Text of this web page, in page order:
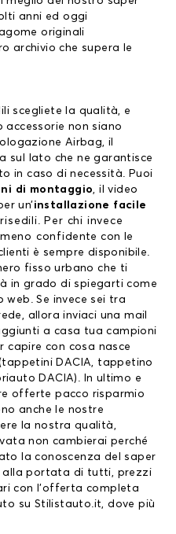
anni ed oggi
originali
archivio che supera le
scegliete la qualità, e
accessorie non siano
Airbag, il
sul lato che ne garantisce
in caso di necessità. Puoi
di montaggio, il video
un’ installazione facile
Per chi invece
confidente con le
è sempre disponibile.
fisso urbano che ti
in grado di spiegarti come
Se invece sei tra
allora inviaci una mail
a casa tua campioni
con cosa nasce
DACIA, tappetino
DACIA). In ultimo e
offerte pacco risparmio
anche le nostre
la nostra qualità,
non cambierai perché
la conoscenza del saper
alla portata di tutti, prezzi
con l’offerta completa
su Stilistauto.it, dove più